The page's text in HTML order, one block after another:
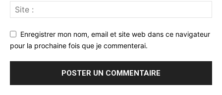
Enregistrer mon nom, email et site web dans ce navigateur
pour la prochaine fois que je commenterai.